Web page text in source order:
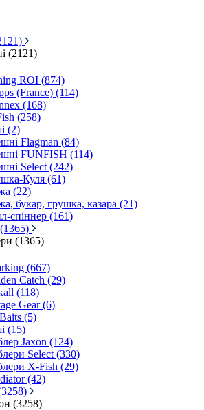
(2121)
ROI (874)
(France) (114)
(168)
(258)
(2)
Flagman (84)
FUNFISH (114)
Select (242)
Куля (61)
(22)
букар, грушка, казара (21)
спіннер (161)
(1365)
(667)
Catch (29)
(118)
Gear (6)
(5)
(15)
Jaxon (124)
Select (330)
X-Fish (29)
(42)
(3258)